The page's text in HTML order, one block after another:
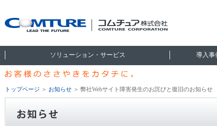
ソリューション・サービス 導入事
トップページ ＞ お知らせ ＞ 弊社Webサイト障害発生のお詫びと復旧のお知らせ